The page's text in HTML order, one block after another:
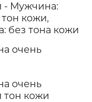
- Мужчина:
кожи,
без тона кожи
очень
очень
тон кожи